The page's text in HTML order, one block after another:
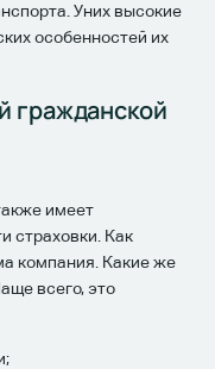
Уних высокие
особенностей их
гражданской
имеет
страховки. Как
компания. Какие же
всего, это